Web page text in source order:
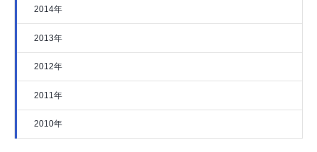
2014年
2013年
2012年
2011年
2010年